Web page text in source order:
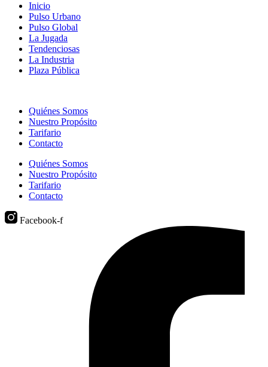
Inicio
Pulso Urbano
Pulso Global
La Jugada
Tendenciosas
La Industria
Plaza Pública
Quiénes Somos
Nuestro Propósito
Tarifario
Contacto
Quiénes Somos
Nuestro Propósito
Tarifario
Contacto
Facebook-f